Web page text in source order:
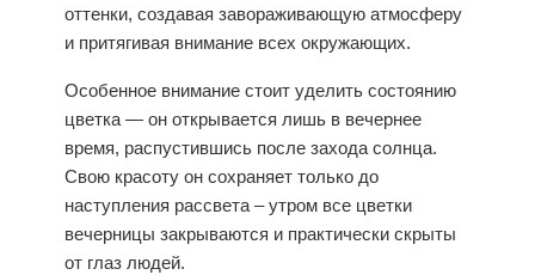
оттенки, создавая завораживающую атмосферу
и притягивая внимание всех окружающих.
Особенное внимание стоит уделить состоянию
цветка — он открывается лишь в вечернее
время, распустившись после захода солнца.
Свою красоту он сохраняет только до
наступления рассвета – утром все цветки
вечерницы закрываются и практически скрыты
от глаз людей.